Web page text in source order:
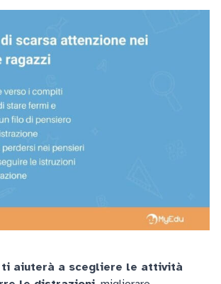
ti aiuterà a scegliere le attività